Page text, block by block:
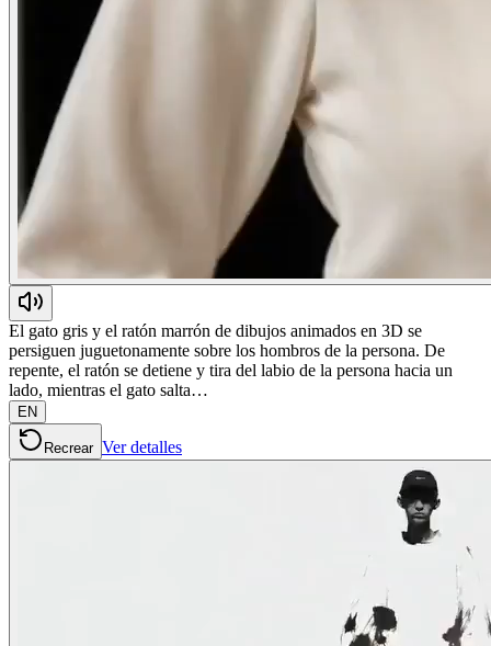
El gato gris y el ratón marrón de dibujos animados en 3D se
persiguen juguetonamente sobre los hombros de la persona. De
repente, el ratón se detiene y tira del labio de la persona hacia un
lado, mientras el gato salta…
EN
Recrear Ver detalles